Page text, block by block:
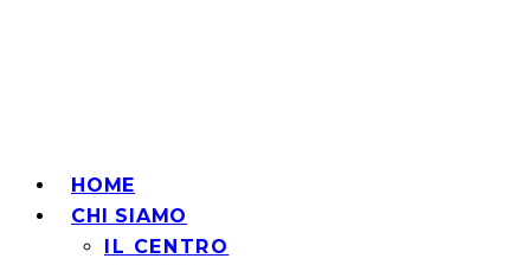
HOME
CHI SIAMO
IL CENTRO